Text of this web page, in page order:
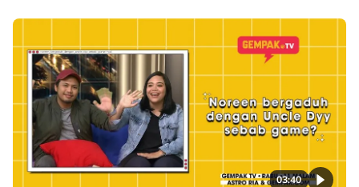
03:40